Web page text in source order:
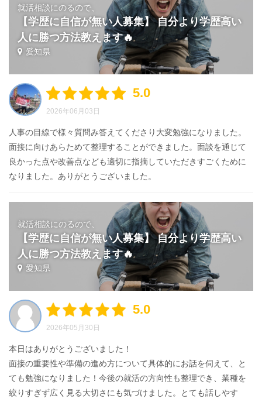
就活相談にのるので、
【学歴に自信が無い人募集】 自分より学歴高い
人に勝つ方法教えます🔥
愛知県
5.0
2026年06月03日
人事の目線で様々質問み答えてくださり大変勉強になりました。
面接に向けあらためて整理することができました。面談を通じて
良かった点や改善点なども適切に指摘していただきすごくために
なりました。ありがとうございました。
就活相談にのるので、
【学歴に自信が無い人募集】 自分より学歴高い
人に勝つ方法教えます🔥
愛知県
5.0
2026年05月30日
本日はありがとうございました！
面接の重要性や準備の進め方について具体的にお話を伺えて、と
ても勉強になりました！今後の就活の方向性も整理でき、業種を
絞りすぎず広く見る大切さにも気づけました。とても話しやす